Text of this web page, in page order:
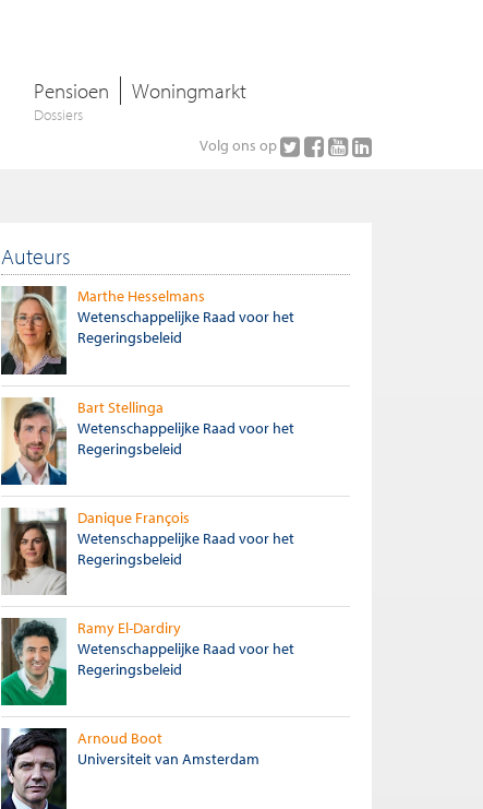
Pensioen Woningmarkt
Dossiers
Volg ons op
Auteurs
Marthe Hesselmans
Wetenschappelijke Raad voor het
Regeringsbeleid
Bart Stellinga
Wetenschappelijke Raad voor het
Regeringsbeleid
Danique François
Wetenschappelijke Raad voor het
Regeringsbeleid
Ramy El-Dardiry
Wetenschappelijke Raad voor het
Regeringsbeleid
Arnoud Boot
Universiteit van Amsterdam